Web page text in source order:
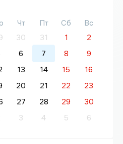
Чт Пт Сб
Вс
30 31 1
2
6 7 8
9
13 14 15
16
20 21 22
23
27 28 29
30
3 4 5 6